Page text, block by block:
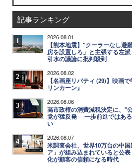
記事ランキング
1 2026.08.01
【熊本地震】"クーラーなし避
房を設置しろ」と主張する左
引水の議論に批判殺到
2 2026.08.02
【名画座リバティ (29)】映画
リンカーン』
3 2026.08.06
高市政権の消費減税決定に、"
党が猛反発 ─ 一歩前進ではあ
い
4 2026.08.07
米調査会社、世界10万台の中
ア」が組み込まれていると公
化が顧客の信頼になる時代